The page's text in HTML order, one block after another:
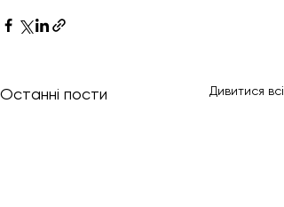
Останні пости Дивитися всі